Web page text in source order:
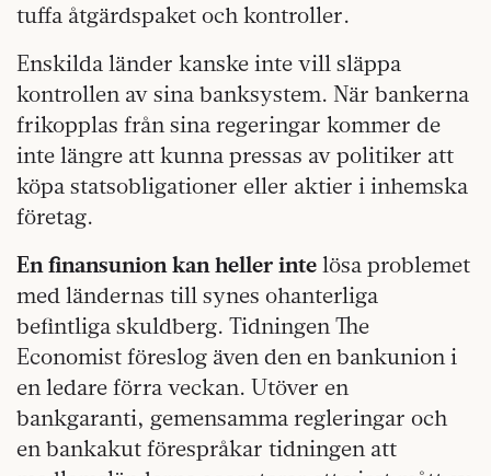
tuffa åtgärdspaket och kontroller.
Enskilda länder kanske inte vill släppa
kontrollen av sina banksystem. När bankerna
frikopplas från sina regeringar kommer de
inte längre att kunna pressas av politiker att
köpa statsobligationer eller aktier i inhemska
företag.
En finansunion kan heller inte lösa problemet
med ländernas till synes ohanterliga
befintliga skuldberg. Tidningen The
Economist föreslog även den en bankunion i
en ledare förra veckan. Utöver en
bankgaranti, gemensamma regleringar och
en bankakut förespråkar tidningen att